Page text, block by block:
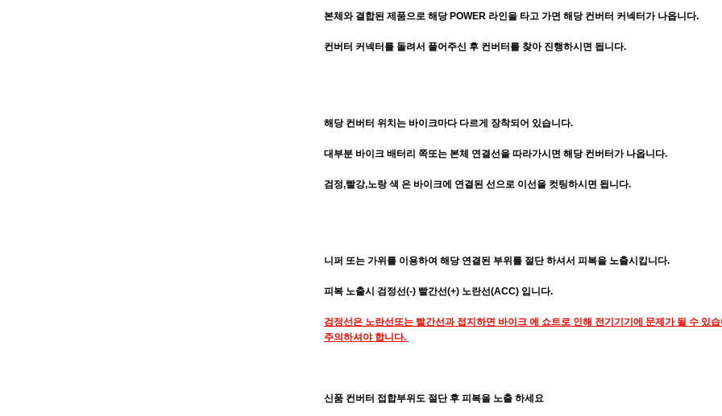
본체와 결합된 제품으로 해당 POWER 라인을 타고 가면 해당 컨버터 커넥터가 나옵니다.
컨버터 커넥터를 돌려서 풀어주신 후 컨버터를 찾아 진행하시면 됩니다.
해당 컨버터 위치는 바이크마다 다르게 장착되어 있습니다.
대부분 바이크 배터리 쪽또는 본체 연결선을 따라가시면 해당 컨버터가 나옵니다.
검정,빨강,노랑 색 은 바이크에 연결된 선으로 이선을 컷팅하시면 됩니다.
니퍼 또는 가위를 이용하여 해당 연결된 부위를 절단 하셔서 피복을 노출시킵니다.
피복 노출시 검정선(-) 빨간선(+) 노란선(ACC) 입니다.
검정선은 노란선또는 빨간선과 접지하면 바이크 에 쇼트로 인해 전기기기에 문제가 될 수 있
주의하셔야 합니다.
신품 컨버터 접합부위도 절단 후 피복을 노출 하세요